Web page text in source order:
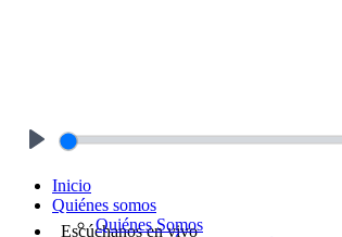
Escúchanos en vivo
Inicio
Quiénes somos
Quiénes Somos